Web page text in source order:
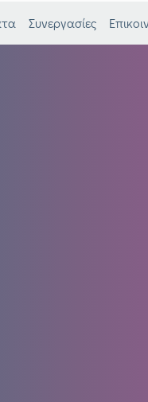
Συνεργασίες